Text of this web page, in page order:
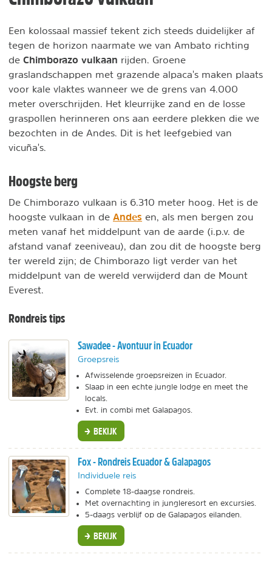
Een kolossaal massief tekent zich steeds duidelijker af
tegen de horizon naarmate we van Ambato richting
de Chimborazo vulkaan rijden. Groene
graslandschappen met grazende alpaca's maken plaats
voor kale vlaktes wanneer we de grens van 4.000
meter overschrijden. Het kleurrijke zand en de losse
graspollen herinneren ons aan eerdere plekken die we
bezochten in de Andes. Dit is het leefgebied van
vicuña's.
Hoogste berg
De Chimborazo vulkaan is 6.310 meter hoog. Het is de
hoogste vulkaan in de Andes en, als men bergen zou
meten vanaf het middelpunt van de aarde (i.p.v. de
afstand vanaf zeeniveau), dan zou dit de hoogste berg
ter wereld zijn; de Chimborazo ligt verder van het
middelpunt van de wereld verwijderd dan de Mount
Everest.
Rondreis tips
Sawadee - Avontuur in Ecuador
Groepsreis
Afwisselende groepsreizen in Ecuador.
Slaap in een echte jungle lodge en meet the
locals.
Evt. in combi met Galapagos.
BEKIJK
Fox - Rondreis Ecuador & Galapagos
Individuele reis
Complete 18-daagse rondreis.
Met overnachting in jungleresort en excursies.
5-daags verblijf op de Galapagos eilanden.
BEKIJK